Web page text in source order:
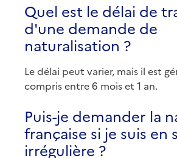
Quel est le délai de
d'une demande de
naturalisation ?
Le délai peut varier, mais il est
compris entre 6 mois et 1 an.
Puis-je demander la
française si je suis en
irrégulière ?